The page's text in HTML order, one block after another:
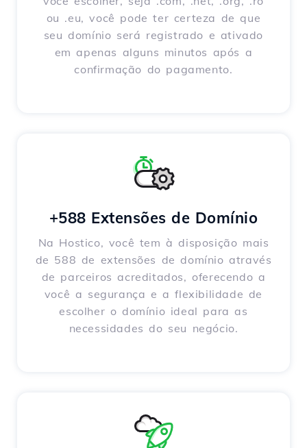
ou .eu, você pode ter certeza de que
seu domínio será registrado e ativado
em apenas alguns minutos após a
confirmação do pagamento.
+588 Extensões de Domínio
Na Hostico, você tem à disposição mais
de 588 de extensões de domínio através
de parceiros acreditados, oferecendo a
você a segurança e a flexibilidade de
escolher o domínio ideal para as
necessidades do seu negócio.